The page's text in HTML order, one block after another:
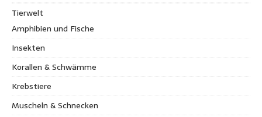
Tierwelt
Amphibien und Fische
Insekten
Korallen & Schwämme
Krebstiere
Muscheln & Schnecken